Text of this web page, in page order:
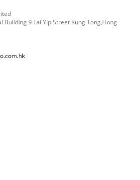
Building 9 Lai Yip Street Kung Tong,Hong